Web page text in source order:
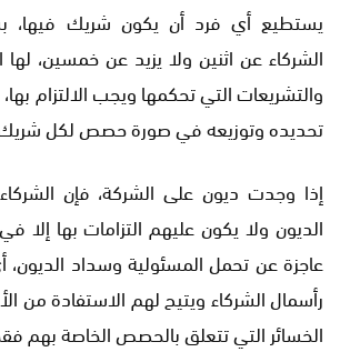
يستطيع أي فرد أن يكون شريك فيها،
الشركاء عن اثنين ولا يزيد عن خمسين، لها
والتشريعات التي تحكمها ويجب الالتزام
تحديده وتوزيعه في صورة حصص لكل
إذا وجدت ديون على الشركة، فإن
الديون ولا يكون عليهم التزامات بها إلا
عاجزة عن تحمل المسئولية وسداد الديون،
رأسمال الشركاء ويتيح لهم الاستفادة من
الخسائر التي تتعلق بالحصص الخاصة بهم